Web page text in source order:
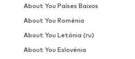
About You Países Baixos
About You Roménia
About You Letónia (ru)
About You Eslovénia